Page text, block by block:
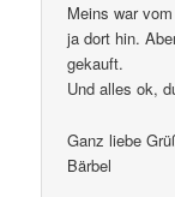
Meins war
ja dort hin.
gekauft.
Und alles ok,
Ganz liebe
Bärbel